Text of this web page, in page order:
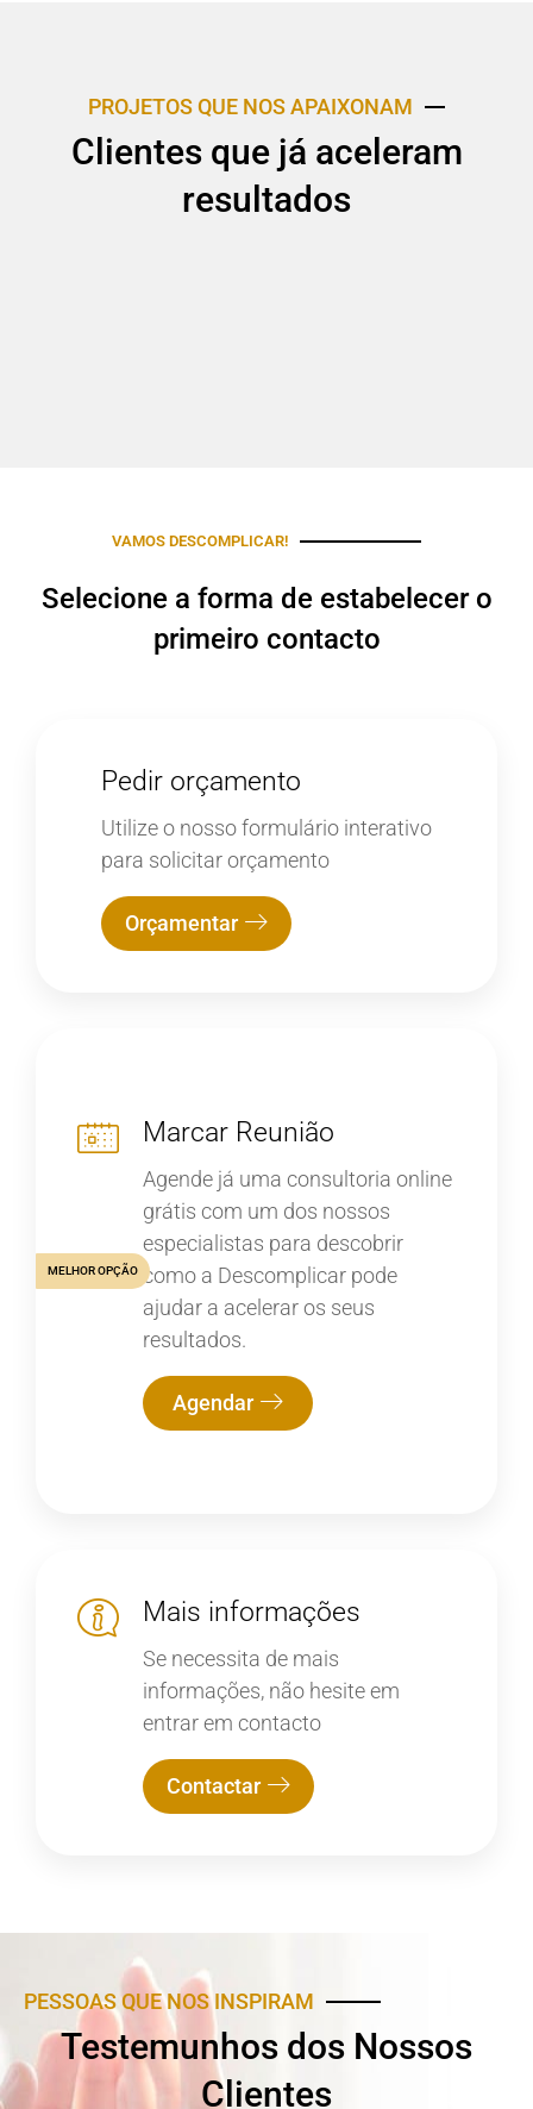
PROJETOS QUE NOS APAIXONAM
Clientes que já aceleram
resultados
VAMOS DESCOMPLICAR!
Selecione a forma de estabelecer o
primeiro contacto
Pedir orçamento
Utilize o nosso formulário interativo
para solicitar orçamento
Orçamentar
Marcar Reunião
Agende já uma consultoria online
grátis com um dos nossos
especialistas para descobrir
como a Descomplicar pode
ajudar a acelerar os seus
resultados.
Agendar
MELHOR OPÇÃO
Mais informações
Se necessita de mais
informações, não hesite em
entrar em contacto
Contactar
PESSOAS QUE NOS INSPIRAM
Testemunhos dos Nossos
Clientes